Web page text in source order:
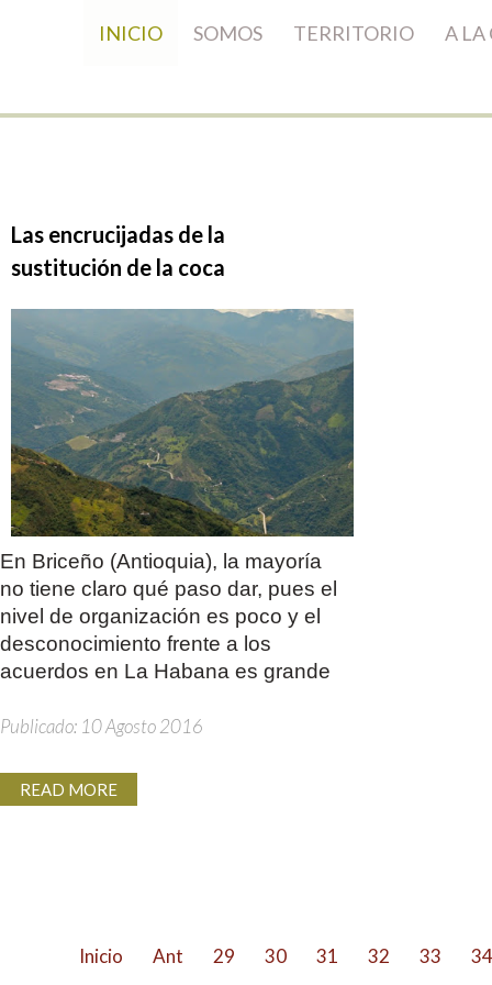
INICIO SOMOS TERRITORIO A LA
Las encrucijadas de la
sustitución de la coca
En Briceño (Antioquia), la mayoría
no tiene claro qué paso dar, pues el
nivel de organización es poco y el
desconocimiento frente a los
acuerdos en La Habana es grande
Publicado: 10 Agosto 2016
READ MORE
Inicio Ant 29 30 31 32 33 34